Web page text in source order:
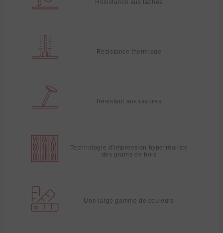
Résistance aux taches
Résistance thermique
Résistant aux rayures
Technologie d’impression hyperréaliste
des grains de bois
Une large gamme de couleurs